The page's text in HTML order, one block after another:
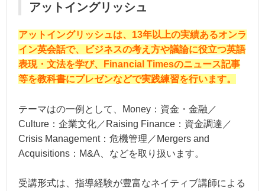
アットイングリッシュ
アットイングリッシュは、13年以上の実績あるオンラ
イン英会話で、ビジネスの考え方や議論に役立つ英語
表現・文法を学び、Financial Timesのニュース記事
等を教科書にプレゼンなどで実践練習を行います。
テーマはの一例として、Money：資金・金融／
Culture：企業文化／Raising Finance：資金調達／
Crisis Management：危機管理／Mergers and
Acquisitions：M&A、などを取り扱います。
受講形式は、指導経験が豊富なネイティブ講師による